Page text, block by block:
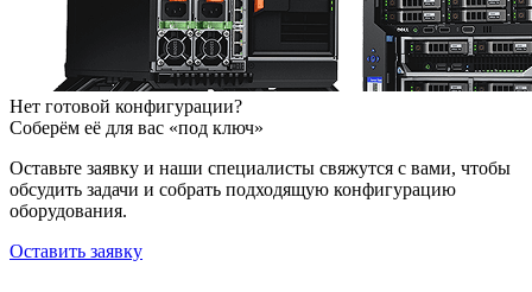
Нет готовой конфигурации?
Соберём её для вас «под ключ»
Оставьте заявку и наши специалисты свяжутся с вами, чтобы
обсудить задачи и собрать подходящую конфигурацию
оборудования.
Оставить заявку